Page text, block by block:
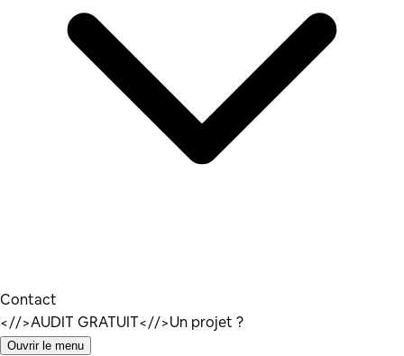
Contact
<//>AUDIT GRATUIT<//>Un projet ?
Ouvrir le menu